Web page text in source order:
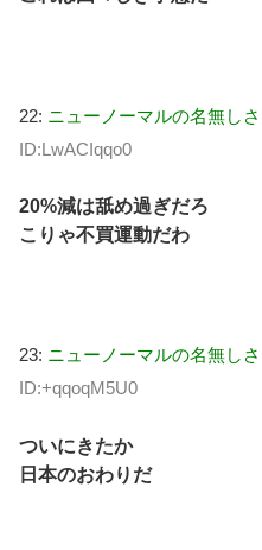
22: ニューノーマルの名無し
ID:LwACIqqo0
20%減は舐め過ぎだろ
こりゃ不買運動だわ
23: ニューノーマルの名無し
ID:+qqoqM5U0
ついにきたか
日本のおわりだ